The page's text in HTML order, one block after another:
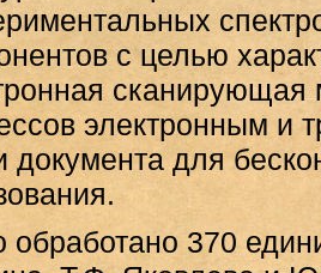
с целью
сканирующая
электронным и
документа для
обработано 370